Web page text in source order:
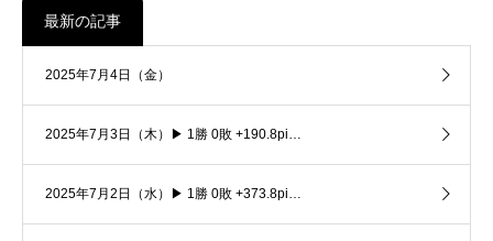
最新の記事
2025年7月4日（金）
2025年7月3日（木）▶ 1勝 0敗 +190.8pi…
2025年7月2日（水）▶ 1勝 0敗 +373.8pi…